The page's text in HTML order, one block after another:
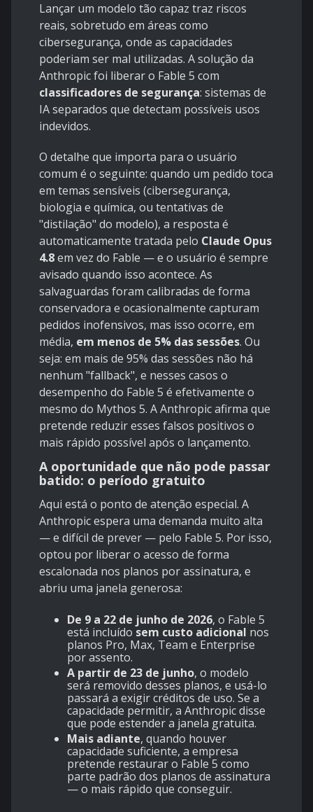
Lançar um modelo tão capaz traz riscos
reais, sobretudo em áreas como
cibersegurança, onde as capacidades
poderiam ser mal utilizadas. A solução da
Anthropic foi liberar o Fable 5 com
classificadores de segurança: sistemas de
IA separados que detectam possíveis usos
indevidos.
O detalhe que importa para o usuário
comum é o seguinte: quando um pedido toca
em temas sensíveis (cibersegurança,
biologia e química, ou tentativas de
"distilação" do modelo), a resposta é
automaticamente tratada pelo Claude Opus
4.8em vez do Fable — e o usuário é sempre
avisado quando isso acontece. As
salvaguardas foram calibradas de forma
conservadora e ocasionalmente capturam
pedidos inofensivos, mas isso ocorre, em
média, em menos de 5% das sessões. Ou
seja: em mais de 95% das sessões não há
nenhum "fallback", e nesses casos o
desempenho do Fable 5 é efetivamente o
mesmo do Mythos 5. A Anthropic afirma que
pretende reduzir esses falsos positivos o
mais rápido possível após o lançamento.
A oportunidade que não pode passar
batido: o período gratuito
Aqui está o ponto de atenção especial. A
Anthropic espera uma demanda muito alta
— e difícil de prever — pelo Fable 5. Por isso,
optou por liberar o acesso de forma
escalonada nos planos por assinatura, e
abriu uma janela generosa:
De 9 a 22 de junho de 2026, o Fable 5
está incluído sem custo adicional nos
planos Pro, Max, Team e Enterprise
por assento.
A partir de 23 de junho, o modelo
será removido desses planos, e usá-lo
passará a exigir créditos de uso. Se a
capacidade permitir, a Anthropic disse
que pode estender a janela gratuita.
Mais adiante, quando houver
capacidade suficiente, a empresa
pretende restaurar o Fable 5 como
parte padrão dos planos de assinatura
— o mais rápido que conseguir.